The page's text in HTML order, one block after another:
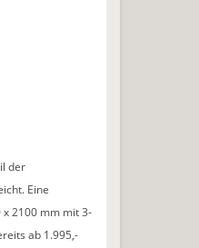
der
Eine
2100 mm mit 3-
ab 1.995,-